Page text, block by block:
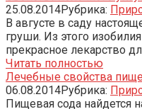
25.08.2014Рубрика:
В августе в саду
груши. Из этого
прекрасное лекарство
Читать полностью
Лечебные свойства
06.08.2014Рубрика:
Пищевая сода найдется